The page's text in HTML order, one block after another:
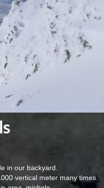
in our backyard.
vertical meter many times.